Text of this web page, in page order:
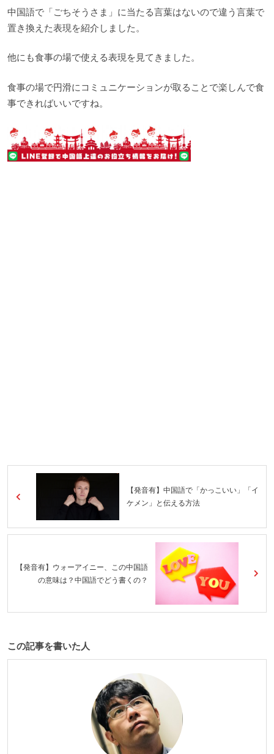
中国語で「ごちそうさま」に当たる言葉はないので違う言葉で
置き換えた表現を紹介しました。
他にも食事の場で使える表現を見てきました。
食事の場で円滑にコミュニケーションが取ることで楽しんで食
事できればいいですね。
【発音有】中国語で「かっこいい」「イ
ケメン」と伝える方法
【発音有】ウォーアイニー、この中国語
の意味は？中国語でどう書くの？
この記事を書いた人